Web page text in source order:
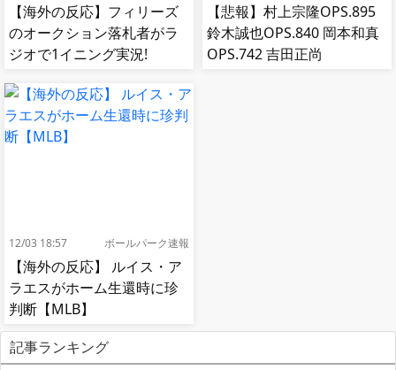
【海外の反応】フィリーズ
のオークション落札者がラ
ジオで1イニング実況!
【悲報】村上宗隆OPS.895
鈴木誠也OPS.840 岡本和真
OPS.742 吉田正尚
12/03 18:57 ボールパーク速報
【海外の反応】 ルイス・ア
ラエスがホーム生還時に珍
判断【MLB】
記事ランキング